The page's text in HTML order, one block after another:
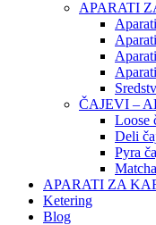
APARATI
ČAJEVI –
Loose
Deli
Pyra
APARATI ZA
Ketering
Blog